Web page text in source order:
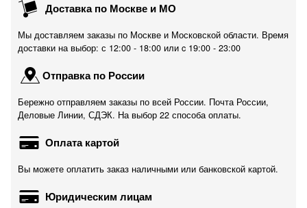
Доставка по Москве и МО
Мы доставляем заказы по Москве и Московской области. Время
доставки на выбор: с 12:00 - 18:00 или c 19:00 - 23:00
Отправка по России
Бережно отправляем заказы по всей России. Почта России,
Деловые Линии, СДЭК. На выбор 22 способа оплаты.
Оплата картой
Вы можете оплатить заказ наличными или банковской картой.
Юридическим лицам